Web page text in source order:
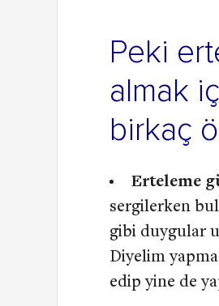
Peki
almak
birkaç
Erteleme
sergilerken
gibi duygular
Diyelim
edip yine de